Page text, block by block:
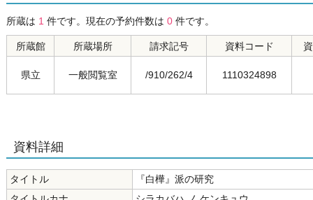
所蔵は 1 件です。現在の予約件数は 0 件です。
所蔵館 所蔵場所 請求記号 資料コード
県立 一般閲覧室 /910/262/4 1110324898
資料詳細
タイトル
『白樺』派の研究